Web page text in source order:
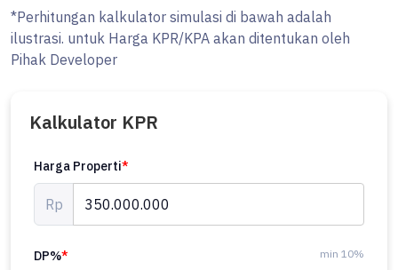
*Perhitungan kalkulator simulasi di bawah adalah
ilustrasi. untuk Harga KPR/KPA akan ditentukan oleh
Pihak Developer
Kalkulator KPR
Harga Properti*
Rp
DP%* min 10%